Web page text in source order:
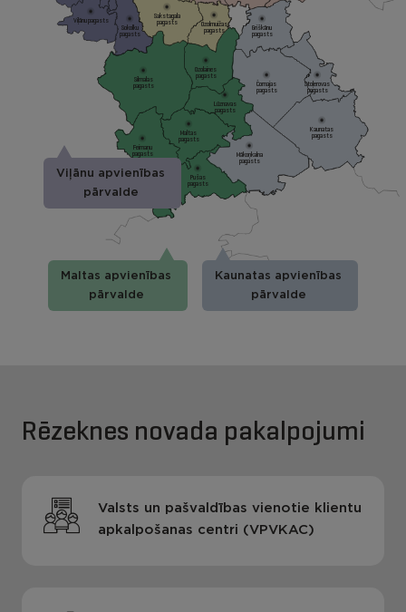
Maltas apvienības
pārvalde
Kaunatas apvienības
pārvalde
Viļānu apvienības
pārvalde
Sakstagala
pagasts Ozolmuižas
pagasts
Silmalas
pagasts
Feimaņu
pagasts
Pušas
pagasts
Maltas
pagasts
Lūznavas
pagasts
Ozolaines
pagasts
Griškānu
pagasts
Čornajas
pagasts
Mākoņkalna
pagasts
Kaunatas
pagasts
Stoļerovas
pagasts
Sokolku
pagasts
Viļānu pagasts
Rēzeknes novada pakalpojumi
Valsts un pašvaldības vienotie klientu
apkalpošanas centri (VPVKAC)